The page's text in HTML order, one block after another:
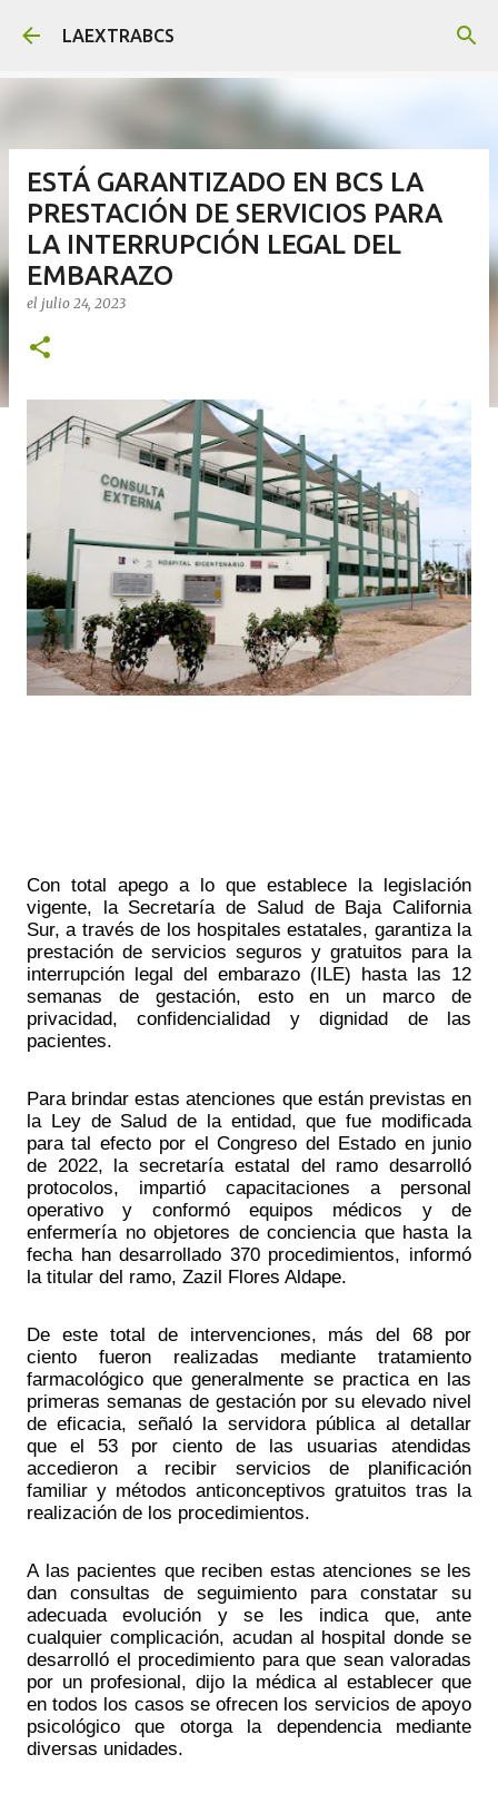
Ir al contenido principal
LAEXTRABCS
ESTÁ GARANTIZADO EN BCS LA
PRESTACIÓN DE SERVICIOS PARA
LA INTERRUPCIÓN LEGAL DEL
EMBARAZO
el julio 24, 2023
Con total apego a lo que establece la legislación
vigente, la Secretaría de Salud de Baja California
Sur, a través de los hospitales estatales, garantiza la
prestación de servicios seguros y gratuitos para la
interrupción legal del embarazo (ILE) hasta las 12
semanas de gestación, esto en un marco de
privacidad, confidencialidad y dignidad de las
pacientes.
Para brindar estas atenciones que están previstas en
la Ley de Salud de la entidad, que fue modificada
para tal efecto por el Congreso del Estado en junio
de 2022, la secretaría estatal del ramo desarrolló
protocolos, impartió capacitaciones a personal
operativo y conformó equipos médicos y de
enfermería no objetores de conciencia que hasta la
fecha han desarrollado 370 procedimientos, informó
la titular del ramo, Zazil Flores Aldape.
De este total de intervenciones, más del 68 por
ciento fueron realizadas mediante tratamiento
farmacológico que generalmente se practica en las
primeras semanas de gestación por su elevado nivel
de eficacia, señaló la servidora pública al detallar
que el 53 por ciento de las usuarias atendidas
accedieron a recibir servicios de planificación
familiar y métodos anticonceptivos gratuitos tras la
realización de los procedimientos.
A las pacientes que reciben estas atenciones se les
dan consultas de seguimiento para constatar su
adecuada evolución y se les indica que, ante
cualquier complicación, acudan al hospital donde se
desarrolló el procedimiento para que sean valoradas
por un profesional, dijo la médica al establecer que
en todos los casos se ofrecen los servicios de apoyo
psicológico que otorga la dependencia mediante
diversas unidades.